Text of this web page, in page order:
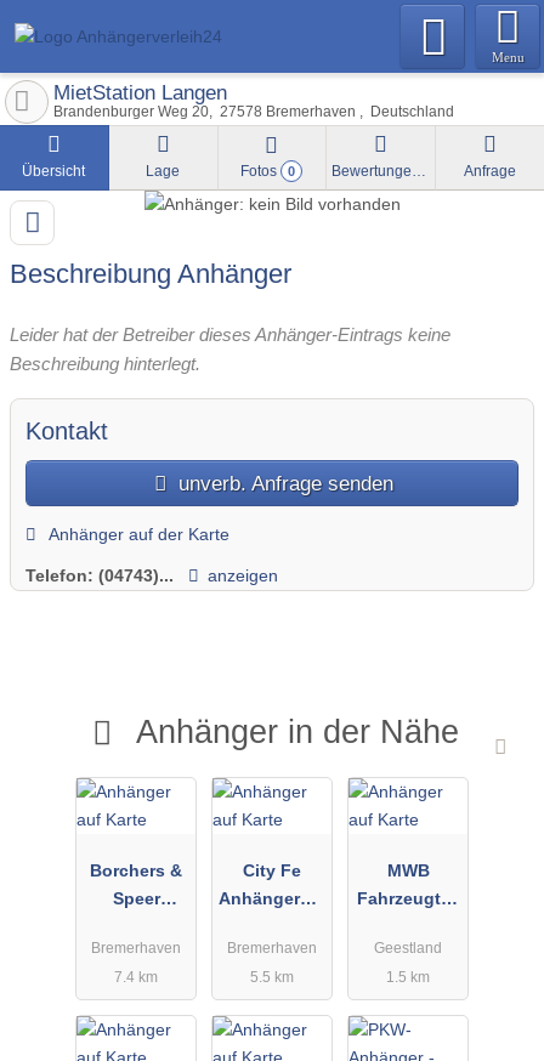
Menu
MietStation Langen
Brandenburger Weg 20 27578 Bremerhaven Deutschland
Übersicht Lage Fotos 0 Bewertungen Anfrage
Beschreibung Anhänger
Leider hat der Betreiber dieses Anhänger-Eintrags keine
Beschreibung hinterlegt.
Kontakt
unverb. Anfrage senden
Anhänger auf der Karte
Telefon: (04743)... anzeigen
Anhänger in der Nähe
Borchers &
Speer
en
Baugeräte
mbH
Bremerhaven
7.4 km
City Fe
Anhängerver
Bremerhaven
5.5 km
MWB
Fahrzeugtec
Geestland
1.5 km